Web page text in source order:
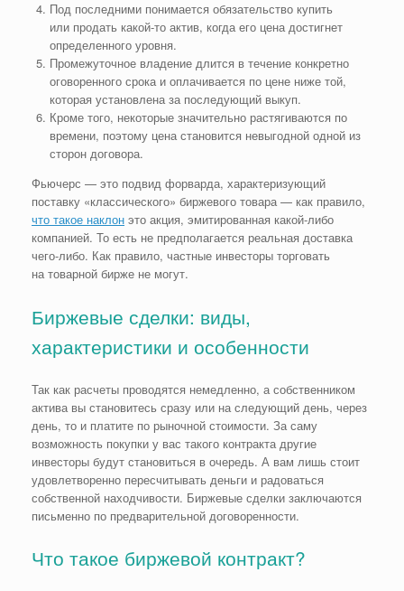
Под последними понимается обязательство купить
или продать какой‑то актив, когда его цена достигнет
определенного уровня.
Промежуточное владение длится в течение конкретно
оговоренного срока и оплачивается по цене ниже той,
которая установлена за последующий выкуп.
Кроме того, некоторые значительно растягиваются по
времени, поэтому цена становится невыгодной одной из
сторон договора.
Фьючерс — это подвид форварда, характеризующий
поставку «классического» биржевого товара — как правило,
что такое наклон это акция, эмитированная какой-либо
компанией. То есть не предполагается реальная доставка
чего-либо. Как правило, частные инвесторы торговать
на товарной бирже не могут.
Биржевые сделки: виды,
характеристики и особенности
Так как расчеты проводятся немедленно, а собственником
актива вы становитесь сразу или на следующий день, через
день, то и платите по рыночной стоимости. За саму
возможность покупки у вас такого контракта другие
инвесторы будут становиться в очередь. А вам лишь стоит
удовлетворенно пересчитывать деньги и радоваться
собственной находчивости. Биржевые сделки заключаются
письменно по предварительной договоренности.
Что такое биржевой контракт?